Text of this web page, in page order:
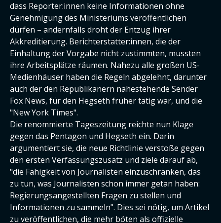
dass Reporter:innen keine Informationen ohne
Genehmigung des Ministeriums veröffentlichen
dürfen – andernfalls droht der Entzug ihrer
Akkreditierung. Berichterstatter:innen, die der
Einhaltung der Vorgabe nicht zustimmten, mussten
ihre Arbeitsplätze räumen. Nahezu alle großen US-
Medienhäuser haben die Regeln abgelehnt, darunter
auch der den Republikanern nahestehende Sender
Fox News, für den Hegseth früher tätig war, und die
"New York Times".
Die renommierte Tageszeitung reichte nun Klage
gegen das Pentagon und Hegseth ein. Darin
argumentiert sie, die neue Richtlinie verstoße gegen
den ersten Verfassungszusatz und ziele darauf ab,
"die Fähigkeit von Journalisten einzuschränken, das
zu tun, was Journalisten schon immer getan haben:
Regierungsangestellten Fragen zu stellen und
Informationen zu sammeln". Dies sei nötig, um Artikel
zu veröffentlichen, die mehr böten als offizielle